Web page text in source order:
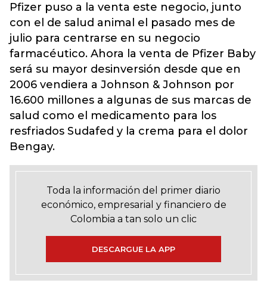
Pfizer puso a la venta este negocio, junto
con el de salud animal el pasado mes de
julio para centrarse en su negocio
farmacéutico. Ahora la venta de Pfizer Baby
será su mayor desinversión desde que en
2006 vendiera a Johnson & Johnson por
16.600 millones a algunas de sus marcas de
salud como el medicamento para los
resfriados Sudafed y la crema para el dolor
Bengay.
Toda la información del primer diario
económico, empresarial y financiero de
Colombia a tan solo un clic
DESCARGUE LA APP